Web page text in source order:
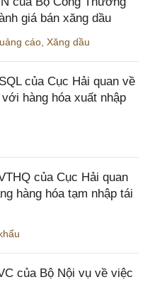
giá bán xăng dầu
cáo Xăng dầu
của Cục Hải quan về
hàng hóa xuất nhập
của Cục Hải quan
hàng hóa tạm nhập tái
của Bộ Nội vụ về việc